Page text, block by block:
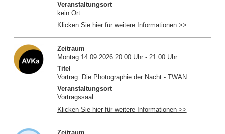
Veranstaltungsort
kein Ort
Klicken Sie hier für weitere Informationen >>
Zeitraum
Montag 14.09.2026 20:00 Uhr - 21:00 Uhr
Titel
Vortrag: Die Photographie der Nacht - TWAN
Veranstaltungsort
Vortragssaal
Klicken Sie hier für weitere Informationen >>